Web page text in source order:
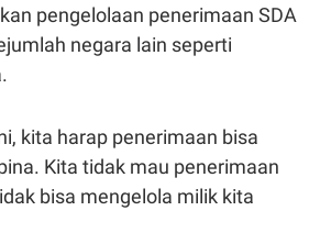
pengelolaan penerimaan SDA
negara lain seperti
kita harap penerimaan bisa
Kita tidak mau penerimaan
bisa mengelola milik kita